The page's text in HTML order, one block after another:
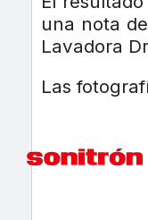
una nota
Lavadora
Las